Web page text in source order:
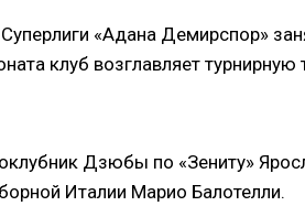
«Адана Демирспор»
клуб возглавляет турнирную
Дзюбы по «Зениту»
Италии Марио Балотелли.